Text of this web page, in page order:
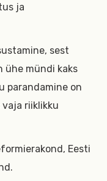
ja
sest
ühe mündi kaks
parandamine on
riiklikku
Eesti